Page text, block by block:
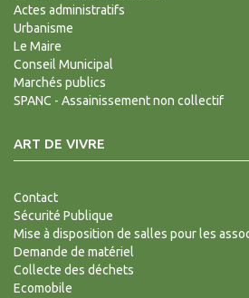
Actes administratifs
Urbanisme
Le Maire
Conseil Municipal
Marchés publics
SPANC - Assainissement non collectif
ART DE VIVRE
Contact
Sécurité Publique
Mise à disposition de salles pour les
Demande de matériel
Collecte des déchets
Ecomobile